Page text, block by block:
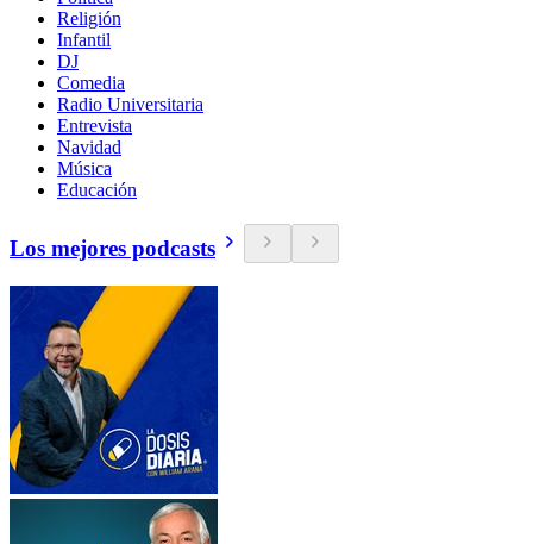
Religión
Infantil
DJ
Comedia
Radio Universitaria
Entrevista
Navidad
Música
Educación
Los mejores podcasts